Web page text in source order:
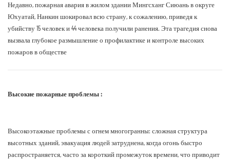
Недавно, пожарная авария в жилом здании Мингсханг Сиюань в округе
Юхуатай, Нанкин шокировал всю страну, к сожалению, приведя к
убийству 15 человек и 44 человека получили ранения. Эта трагедия снова
вызвала глубокое размышление о профилактике и контроле высоких
пожаров в обществе
Высокие пожарные проблемы :
Высокоэтажные проблемы с огнем многогранны: сложная структура
высотных зданий, эвакуация людей затруднена, когда огонь быстро
распространяется, часто за короткий промежуток времени, что приводит